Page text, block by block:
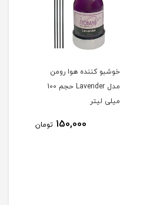
خوشبو کننده هوا رومن
مدل Lavender حجم 100
میلی لیتر
150,000 تومان